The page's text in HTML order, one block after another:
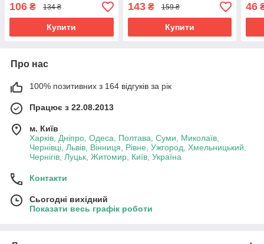
ПІСТАЧІО ДЖЕЛАТО ) 40
МЛ ОПТ
106 ₴ 134 ₴
Купити
ПІСТАЧІО ДЖЕЛАТО ) 65
МЛ ОПТ
143₴ 159 ₴
Купити
12
46
Про нас
100% позитивних з 164 відгуків за рік
Працює з 22.08.2013
м. Київ
Харків, Дніпро, Одеса, Полтава, Суми, Миколаїв,
Чернівці, Львів, Вінниця, Рівне, Ужгород, Хмельницький,
Чернігів, Луцьк, Житомир, Київ, Україна
Контакти
Сьогодні вихідний
Показати весь графік роботи